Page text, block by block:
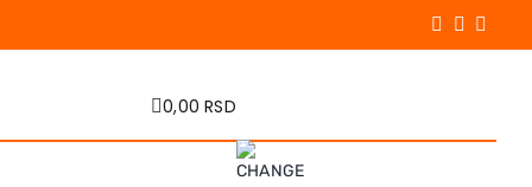
0,00 RSD